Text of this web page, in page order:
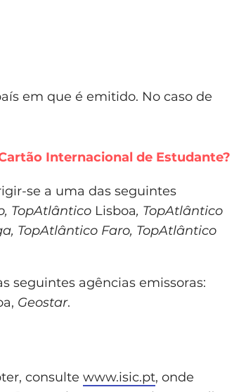
em que é emitido. No caso de
Internacional de Estudante?
se a uma das seguintes
TopAtlântico Lisboa, TopAtlântico
TopAtlântico Faro, TopAtlântico
seguintes agências emissoras:
Geostar.
consulte www.isic.pt, onde